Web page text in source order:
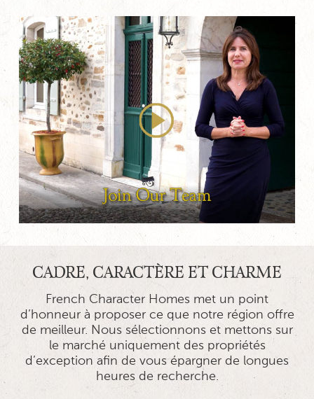
CADRE, CARACTÈRE ET CHARME
French Character Homes met un point
d’honneur à proposer ce que notre région offre
de meilleur. Nous sélectionnons et mettons sur
le marché uniquement des propriétés
d’exception afin de vous épargner de longues
heures de recherche.